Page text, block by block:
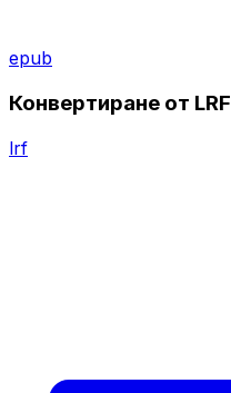
epub
Конвертиране от LRF
lrf